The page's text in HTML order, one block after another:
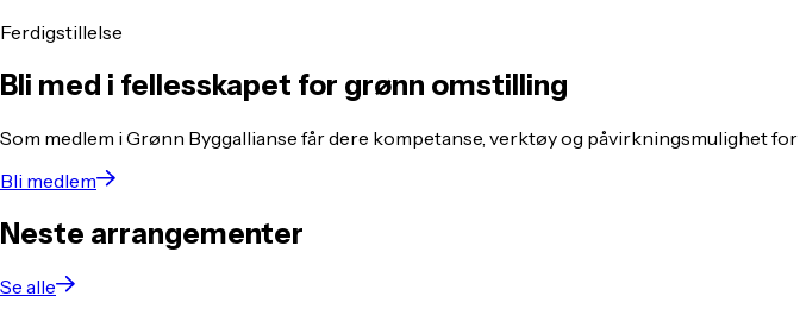
Ferdigstillelse
Bli med i fellesskapet for grønn omstilling
Som medlem i Grønn Byggallianse får dere kompetanse, verktøy og påvirkningsmulighet
Bli medlem
Neste arrangementer
Se alle